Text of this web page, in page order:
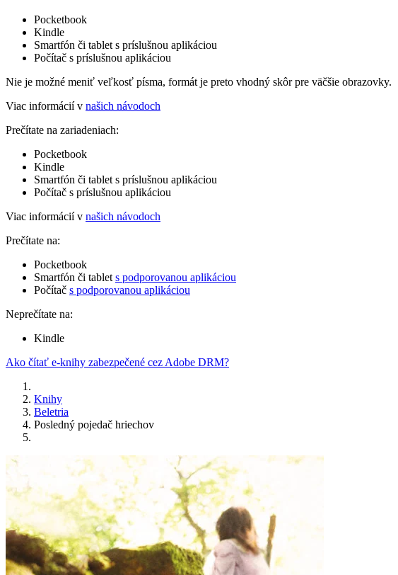
Pocketbook
Kindle
Smartfón či tablet s príslušnou aplikáciou
Počítač s príslušnou aplikáciou
Nie je možné meniť veľkosť písma, formát je preto vhodný skôr pre väčšie obrazovky.
Viac informácií v našich návodoch
Prečítate na zariadeniach:
Pocketbook
Kindle
Smartfón či tablet s príslušnou aplikáciou
Počítač s príslušnou aplikáciou
Viac informácií v našich návodoch
Prečítate na:
Pocketbook
Smartfón či tablet s podporovanou aplikáciou
Počítač s podporovanou aplikáciou
Neprečítate na:
Kindle
Ako čítať e-knihy zabezpečené cez Adobe DRM?
Knihy
Beletria
Posledný pojedač hriechov